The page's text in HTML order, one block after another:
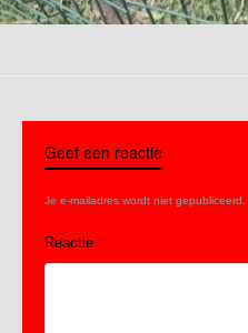
Geef een reactie
Je e-mailadres wordt niet gepubliceerd.
Reactie *